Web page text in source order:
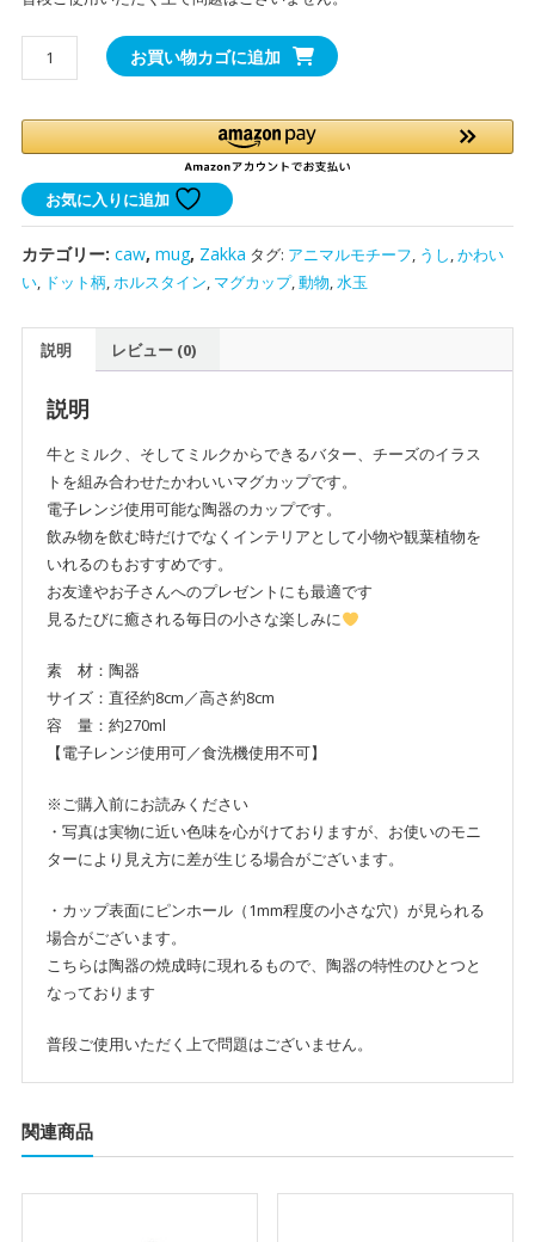
わ
い
牛
の
マ
カ
ッ
プ
お買い物カゴに追加
お気に入りに追加
カテゴリー: caw, mug, Zakka タグ: アニマルモチーフ, うし,かわい
い, ドット柄,ホルスタイン, マグカップ,動物,水玉
説明 レビュー (0)
説明
牛とミルク、そしてミルクからできるバター、チーズのイラス
トを組み合わせたかわいいマグカップです。
電子レンジ使用可能な陶器のカップです。
飲み物を飲む時だけでなくインテリアとして小物や観葉植物を
いれるのもおすすめです。
お友達やお子さんへのプレゼントにも最適です
見るたびに癒される毎日の小さな楽しみに
素 材：陶器
サイズ：直径約8cm／高さ約8cm
容 量：約270ml
【電子レンジ使用可／食洗機使用不可】
※ご購入前にお読みください
・写真は実物に近い色味を心がけておりますが、お使いのモニ
ターにより見え方に差が生じる場合がございます。
・カップ表面にピンホール（1mm程度の小さな穴）が見られる
場合がございます。
こちらは陶器の焼成時に現れるもので、陶器の特性のひとつと
なっております
普段ご使用いただく上で問題はございません。
関連商品